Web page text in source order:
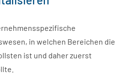
in welchen Bereichen die
ist und daher zuerst